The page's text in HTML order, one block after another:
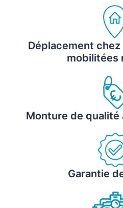
Déplacement
mobilitées
Monture de
Garantie